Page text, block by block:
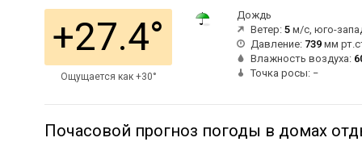
+27.4°
Ощущается как +30°
Дождь
Ветер: 5 м/с, юго-
Давление: 739 мм
Влажность воздуха:
Точка росы: −
Почасовой прогноз погоды в домах